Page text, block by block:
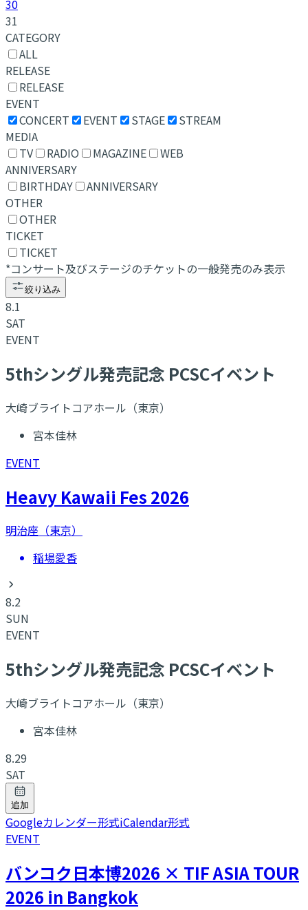
30
31
CATEGORY
ALL
RELEASE
RELEASE
EVENT
CONCERT
EVENT STAGE
STREAM
MEDIA
TV
RADIO MAGAZINE
WEB
ANNIVERSARY
BIRTHDAY
ANNIVERSARY
OTHER
OTHER
TICKET
TICKET
*コンサート及びステージのチケットの一般発売のみ表示
絞り込み
8.1
SAT
EVENT
5thシングル発売記念 PCSCイベント
大崎ブライトコアホール（東京）
宮本佳林
EVENT
Heavy Kawaii Fes 2026
明治座（東京）
稲場愛香
8.2
SUN
EVENT
5thシングル発売記念 PCSCイベント
大崎ブライトコアホール（東京）
宮本佳林
8.29
SAT
追加
Googleカレンダー形式iCalendar形式
EVENT
バンコク日本博2026 × TIF ASIA TOUR
2026 in Bangkok